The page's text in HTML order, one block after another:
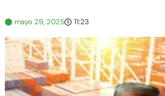
mayo 29, 2025 11:23